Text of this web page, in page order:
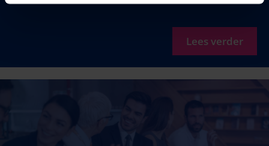
Lees verder